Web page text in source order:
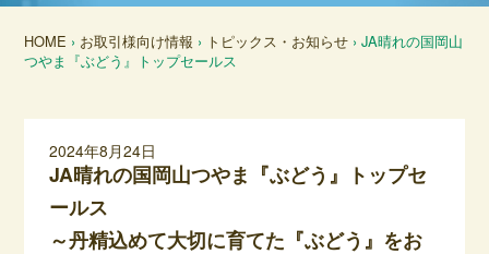
HOME › お取引様向け情報 › トピックス・お知らせ › JA晴れの国岡山
つやま『ぶどう』トップセールス
2024年8月24日
JA晴れの国岡山つやま『ぶどう』トップセ
ールス
～丹精込めて大切に育てた『ぶどう』をお